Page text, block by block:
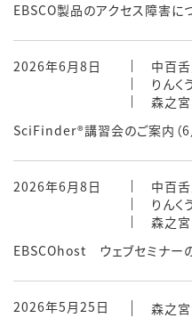
EBSCO製品のアクセス障害に
2026年6月8日
中百
りん
森之宮
SciFinder®講習会のご案内（6
2026年6月8日
中百
りん
森之宮
EBSCOhost ウェブセミナーの
2026年5月25日
森之宮